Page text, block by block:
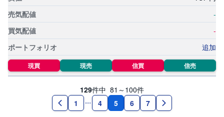
-
-
追加
現買 現売 信買 信売
129件中 81～100件
1
4 5 6 7